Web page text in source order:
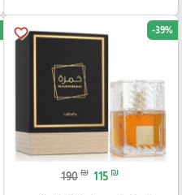
favorite_border -39%
190 ₪ 115 ₪